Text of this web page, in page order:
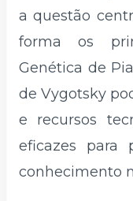
a questão
forma os
Genética de
de Vygotsky
e recursos
eficazes para
conhecimento